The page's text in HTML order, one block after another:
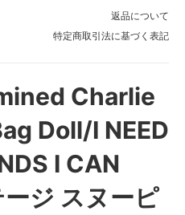
返品について
特定商取引法に基づく表記
Charlie
Doll/I NEED
I CAN
ジ スヌーピ